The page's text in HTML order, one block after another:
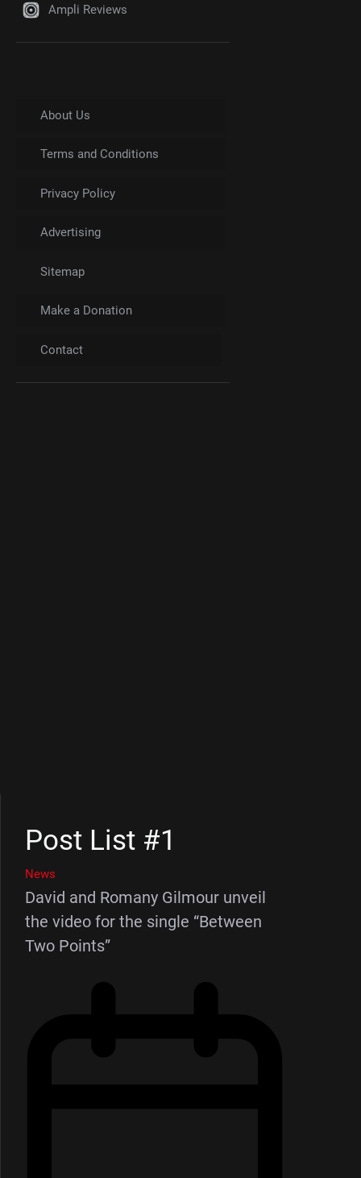
Ampli Reviews
About Us
Terms and Conditions
Privacy Policy
Advertising
Sitemap
Make a Donation
Contact
Post List #1
News
David and Romany Gilmour unveil
the video for the single “Between
Two Points”